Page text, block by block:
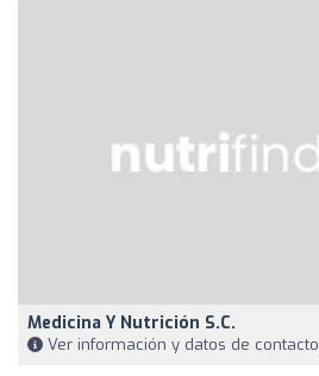
Medicina Y Nutrición S.C.
Ver información y datos de contacto